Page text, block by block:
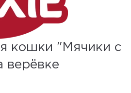
кошки "Мячики с
верёвке